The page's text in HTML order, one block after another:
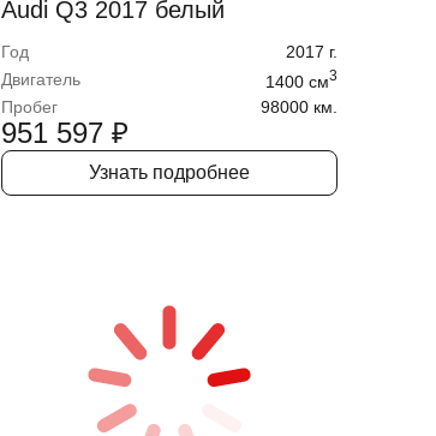
Audi Q3 2017 белый
Год 2017 г.
Двигатель
1400 cм3
Пробег 98000 км.
951 597 ₽
Узнать подробнее